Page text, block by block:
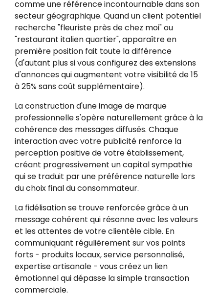
comme une référence incontournable dans son
secteur géographique. Quand un client potentiel
recherche "fleuriste près de chez moi" ou
"restaurant italien quartier", apparaître en
première position fait toute la différence
(d'autant plus si vous configurez des extensions
d'annonces qui augmentent votre visibilité de 15
à 25% sans coût supplémentaire).
La construction d'une image de marque
professionnelle s'opère naturellement grâce à la
cohérence des messages diffusés. Chaque
interaction avec votre publicité renforce la
perception positive de votre établissement,
créant progressivement un capital sympathie
qui se traduit par une préférence naturelle lors
du choix final du consommateur.
La fidélisation se trouve renforcée grâce à un
message cohérent qui résonne avec les valeurs
et les attentes de votre clientèle cible. En
communiquant régulièrement sur vos points
forts - produits locaux, service personnalisé,
expertise artisanale - vous créez un lien
émotionnel qui dépasse la simple transaction
commerciale.